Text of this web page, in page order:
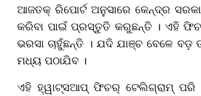
ଆଜତକ୍ ରିପୋର୍ଟ ଅନୁସାରେ କେନ୍ଦ୍ର
କରିବା ପାଇଁ ପ୍ରସ୍ତୁତି କରୁଛନ୍ତି । ଏହି
ଭରସା ଚାହୁଁଛନ୍ତି । ଯଦି ଯାଞ୍ଚ ବେଳେ
ମଧ୍ୟ ପଠାଯିବ ।
ଏହି ହ୍ୱାଟ୍ସଆପ୍ ଫିଚର୍ ଟେଲିଗ୍ରାମ୍ ପରି